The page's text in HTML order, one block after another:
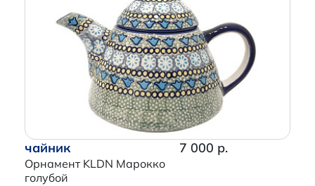
чайник
Орнамент KLDN Марокко
голубой
7 000 р.